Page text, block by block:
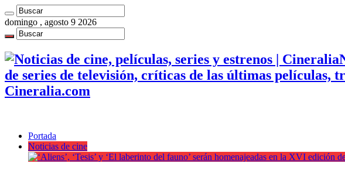
domingo , agosto 9 2026
de series de televisión, críticas de las últimas películas,
Cineralia.com
Portada
Noticias de cine